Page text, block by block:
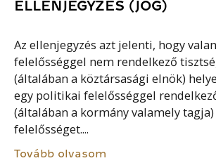
ELLENJEGYZÉS (JOG)
Az ellenjegyzés azt jelenti, hogy
felelősséggel nem rendelkező
(általában a köztársasági elnök)
egy politikai felelősséggel
(általában a kormány valamely
felelősséget....
Tovább olvasom